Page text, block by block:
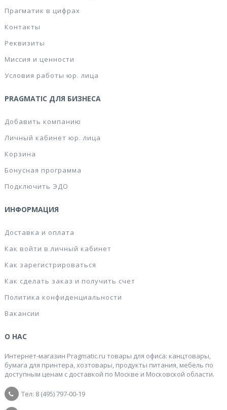
Прагматик в цифрах
Контакты
Реквизиты
Миссия и ценности
Условия работы юр. лица
PRAGMATIC ДЛЯ БИЗНЕСА
Добавить компанию
Личный кабинет юр. лица
Корзина
Бонусная программа
Подключить ЭДО
ИНФОРМАЦИЯ
Доставка и оплата
Как войти в личный кабинет
Как зарегистрироваться
Как сделать заказ и получить счет
Политика конфиденциальности
Вакансии
О НАС
Интернет-магазин Pragmatic.ru товары для офиса: канцтовары,
бумага для принтера, хозтовары, продукты питания, мебель по
доступным ценам с доставкой по Москве и Московской области.
Тел: 8 (495) 797-00-19